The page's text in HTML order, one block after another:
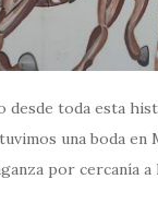
toda esta
una boda
por cercanía